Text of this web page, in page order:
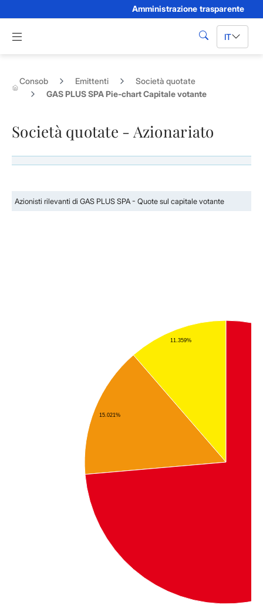
Amministrazione trasparente
Apri menu di navigazione
cerca IT
Consob Emittenti
Società quotate
GAS PLUS SPA Pie-chart Capitale votante
Società quotate - Azionariato
Azionisti rilevanti di GAS PLUS SPA - Quote sul capitale votante
11.359%
15.021%